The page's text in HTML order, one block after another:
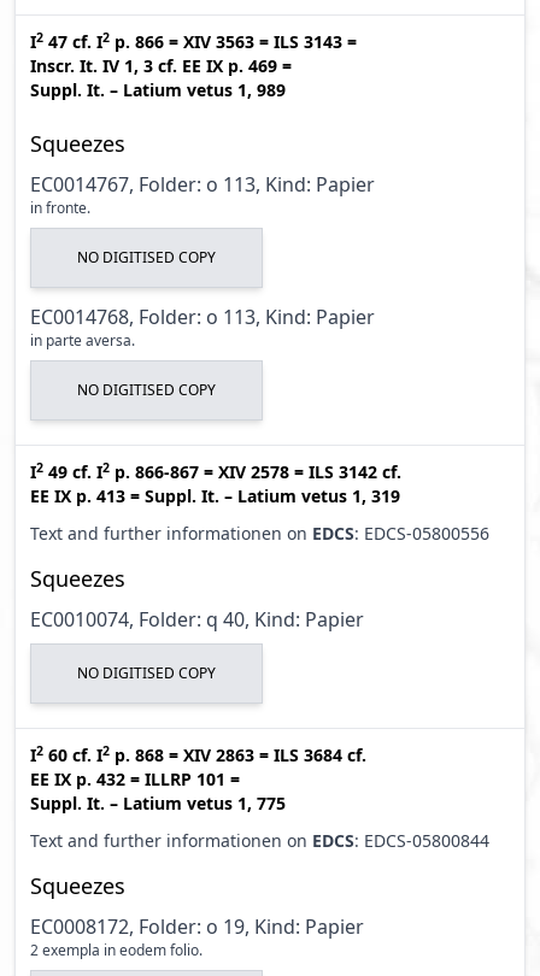
I2 47 cf. I2 p. 866 = XIV 3563 = ILS 3143 =
Inscr. It. IV 1, 3 cf. EE IX p. 469 =
Suppl. It. – Latium vetus 1, 989
Squeezes
EC0014767, Folder: o 113, Kind: Papier
in fronte.
NO DIGITISED COPY
EC0014768, Folder: o 113, Kind: Papier
in parte aversa.
NO DIGITISED COPY
I2 49 cf. I2 p. 866-867 = XIV 2578 = ILS 3142 cf.
EE IX p. 413 = Suppl. It. – Latium vetus 1, 319
Text and further informationen on EDCS: EDCS-05800556
Squeezes
EC0010074, Folder: q 40, Kind: Papier
NO DIGITISED COPY
I2 60 cf. I2 p. 868 = XIV 2863 = ILS 3684 cf.
EE IX p. 432 = ILLRP 101 =
Suppl. It. – Latium vetus 1, 775
Text and further informationen on EDCS: EDCS-05800844
Squeezes
EC0008172, Folder: o 19, Kind: Papier
2 exempla in eodem folio.